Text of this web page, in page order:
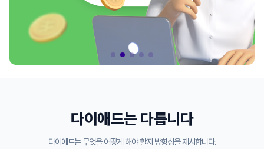
다이애드는 다릅니다
다이애드는 무엇을 어떻게 해야 할지 방향성을 제시합니다.